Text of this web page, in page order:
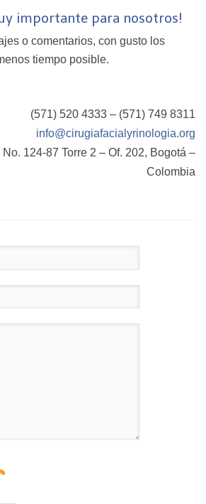
importante para nosotros!
o comentarios, con gusto los
tiempo posible.
(571) 520 4333 – (571) 749 8311
info@cirugiafacialyrinologia.org
124-87 Torre 2 – Of. 202, Bogotá –
Colombia